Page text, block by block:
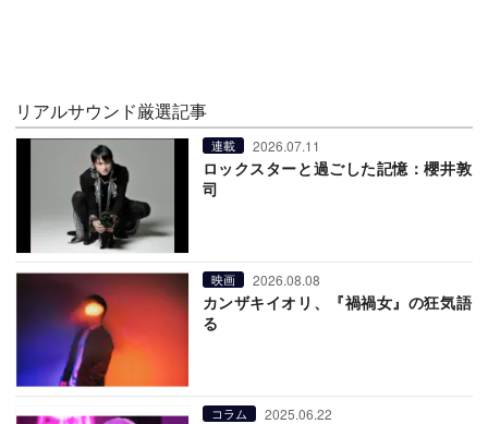
リアルサウンド厳選記事
連載 2026.07.11
ロックスターと過ごした記憶：櫻井敦
司
映画 2026.08.08
カンザキイオリ、『禍禍女』の狂気語
る
コラム 2025.06.22